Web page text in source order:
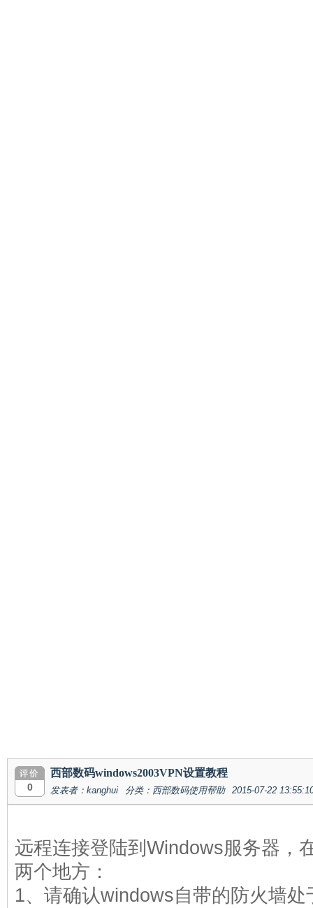
0
西部数码windows2003VPN设置教程
发表者：kanghui 分类：西部数码使用帮助 2015-07-22
远程连接登陆到Windows服务器，
两个地方：
1、请确认windows自带的防火墙